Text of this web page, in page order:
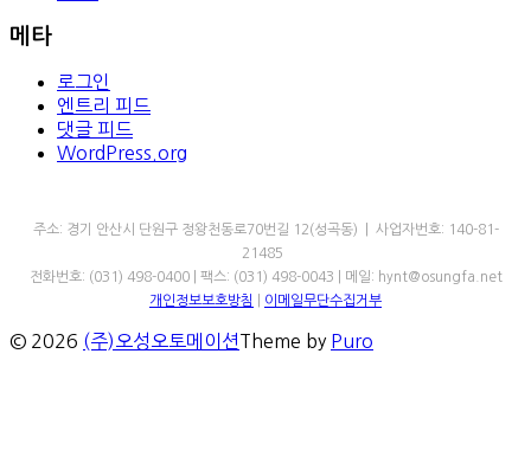
메타
로그인
엔트리 피드
댓글 피드
WordPress.org
주소: 경기 안산시 단원구 정왕천동로70번길 12(성곡동) | 사업자번호: 140-81-
21485
전화번호: (031) 498-0400 | 팩스: (031) 498-0043 | 메일: hynt@osungfa.net
개인정보보호방침
이메일무단수집거부
© 2026 (주)오성오토메이션Theme by Puro